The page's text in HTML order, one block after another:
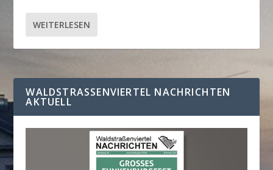
WEITERLESEN
WALDSTRASSENVIERTEL NACHRICHTEN A
KTUELL